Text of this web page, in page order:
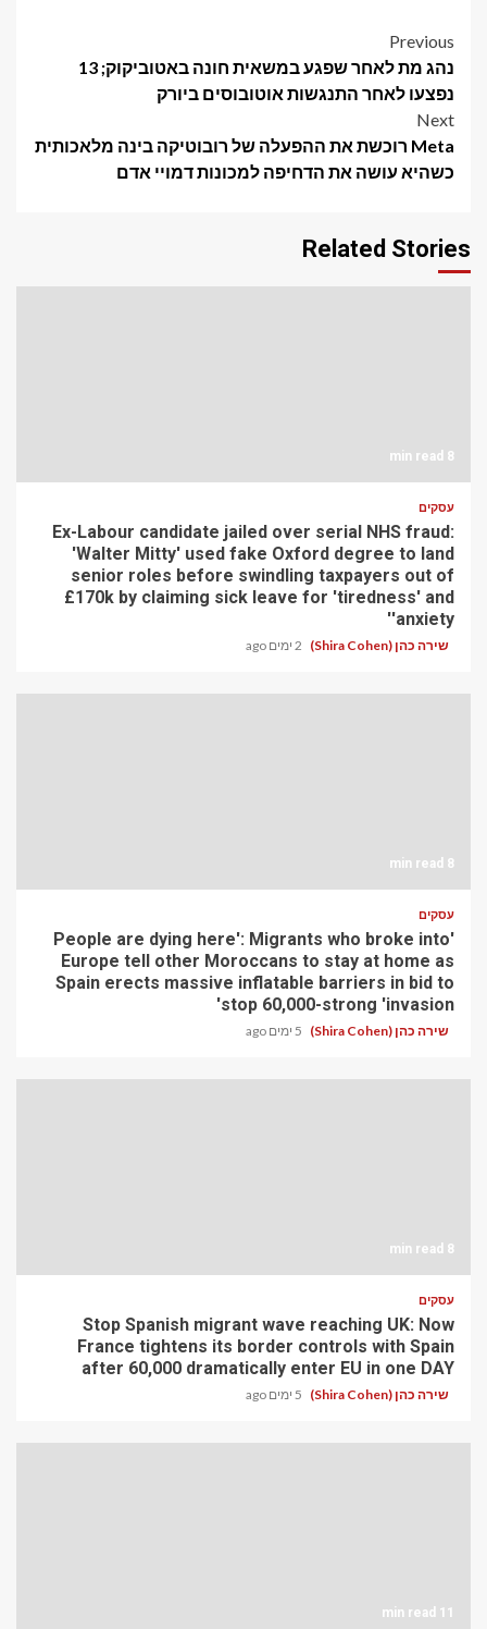
Post
navigation
Previous
נהג מת לאחר שפגע במשאית חונה באטוביקוק; 13
נפצעו לאחר התנגשות אוטובוסים ביורק
Next
Meta רוכשת את ההפעלה של רובוטיקה בינה מלאכותית
כשהיא עושה את הדחיפה למכונות דמויי אדם
Related Stories
8 min read
עסקים
Ex-Labour candidate jailed over serial NHS fraud:
'Walter Mitty' used fake Oxford degree to land
senior roles before swindling taxpayers out of
£170k by claiming sick leave for 'tiredness' and
'anxiety'
שירה כהן (Shira Cohen) 2 ימים ago
8 min read
עסקים
'People are dying here': Migrants who broke into
Europe tell other Moroccans to stay at home as
Spain erects massive inflatable barriers in bid to
stop 60,000-strong 'invasion'
שירה כהן (Shira Cohen) 5 ימים ago
8 min read
עסקים
Stop Spanish migrant wave reaching UK: Now
France tightens its border controls with Spain
after 60,000 dramatically enter EU in one DAY
שירה כהן (Shira Cohen) 5 ימים ago
11 min read